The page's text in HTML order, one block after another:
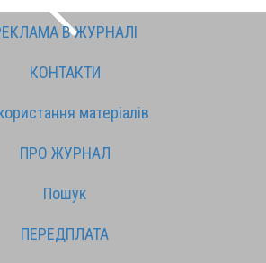
В ЖУРНАЛІ
КОНТАКТИ
матеріалів
ПРО ЖУРНАЛ
Пошук
ПЕРЕДПЛАТА